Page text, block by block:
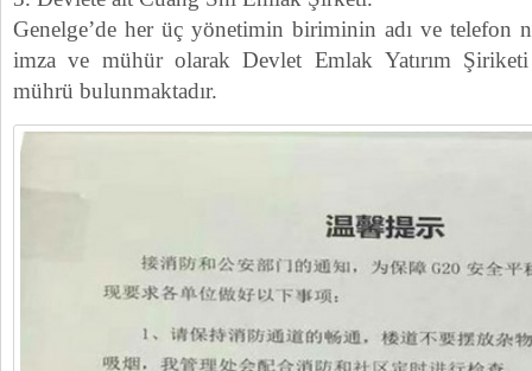
Genelge’de her üç yönetimin biriminin adı ve telefon
imza ve mühür olarak Devlet Emlak Yatırım
mührü bulunmaktadır.